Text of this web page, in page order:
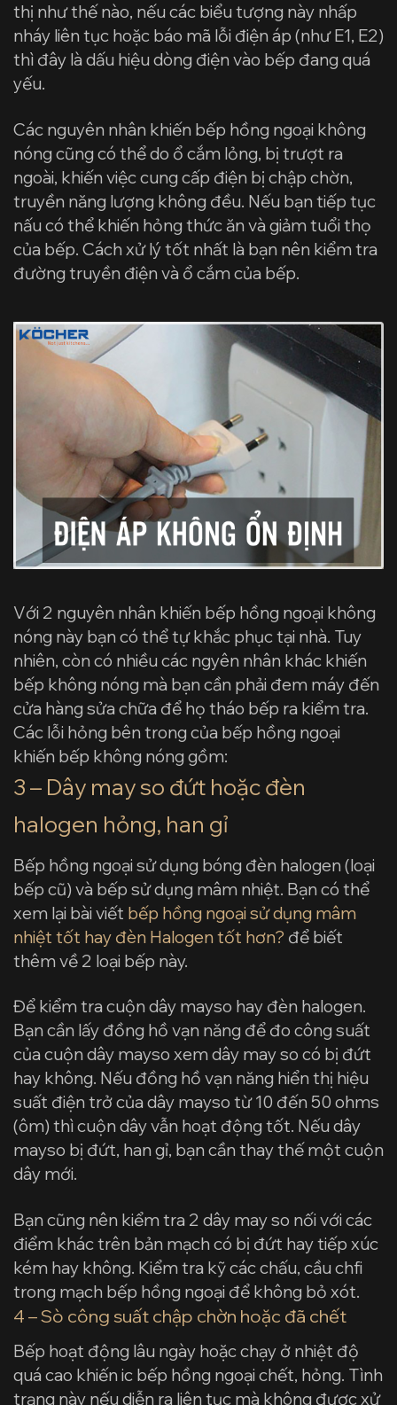
thị như thế nào, nếu các biểu tượng này nhấp
nháy liên tục hoặc báo mã lỗi điện áp (như E1, E2)
thì đây là dấu hiệu dòng điện vào bếp đang quá
yếu.
Các nguyên nhân khiến bếp hồng ngoại không
nóng cũng có thể do ổ cắm lỏng, bị trượt ra
ngoài, khiến việc cung cấp điện bị chập chờn,
truyền năng lượng không đều. Nếu bạn tiếp tục
nấu có thể khiến hỏng thức ăn và giảm tuổi thọ
của bếp. Cách xử lý tốt nhất là bạn nên kiểm tra
đường truyền điện và ổ cắm của bếp.
Với 2 nguyên nhân khiến bếp hồng ngoại không
nóng này bạn có thể tự khắc phục tại nhà. Tuy
nhiên, còn có nhiều các ngyên nhân khác khiến
bếp không nóng mà bạn cần phải đem máy đến
cửa hàng sửa chữa để họ tháo bếp ra kiểm tra.
Các lỗi hỏng bên trong của bếp hồng ngoại
khiến bếp không nóng gồm:
3 – Dây may so đứt hoặc đèn
halogen hỏng, han gỉ
Bếp hồng ngoại sử dụng bóng đèn halogen (loại
bếp cũ) và bếp sử dụng mâm nhiệt. Bạn có thể
xem lại bài viết bếp hồng ngoại sử dụng mâm
nhiệt tốt hay đèn Halogen tốt hơn? để biết
thêm về 2 loại bếp này.
Để kiểm tra cuộn dây mayso hay đèn halogen.
Bạn cần lấy đồng hồ vạn năng để đo công suất
của cuộn dây mayso xem dây may so có bị đứt
hay không. Nếu đồng hồ vạn năng hiển thị hiệu
suất điện trở của dây mayso từ 10 đến 50 ohms
(ôm) thì cuộn dây vẫn hoạt động tốt. Nếu dây
mayso bị đứt, han gỉ, bạn cần thay thế một cuộn
dây mới.
Bạn cũng nên kiểm tra 2 dây may so nối với các
điểm khác trên bản mạch có bị đứt hay tiếp xúc
kém hay không. Kiểm tra kỹ các chấu, cầu chfi
trong mạch bếp hồng ngoại để không bỏ xót.
4 – Sò công suất chập chờn hoặc đã chết
Bếp hoạt động lâu ngày hoặc chạy ở nhiệt độ
quá cao khiến ic bếp hồng ngoại chết, hỏng. Tình
trạng này nếu diễn ra liên tục mà không được xử